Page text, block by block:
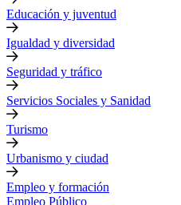
Educación y juventud
Igualdad y diversidad
Seguridad y tráfico
Servicios Sociales y Sanidad
Turismo
Urbanismo y ciudad
Empleo y formación
Empleo Público